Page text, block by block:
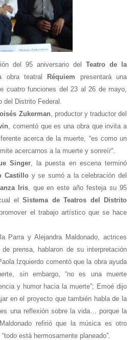
del 95 aniversario del Teatro de la
obra teatral Réquiem presentará una
cuatro funciones del 23 al 26 de mayo,
Distrito Federal.
Zukerman , productor y traductor del
, comentó que es una obra que invita a
acerca de la muerte, “es como un
acercarnos a la muerte y sonreír".
Singer , la puesta en escena terminó
Castilloy se sumó a la celebración del
Iris, que en este año festeja su 95
elSistema de Teatros del Distrito
el trabajo artístico que se hace
Parra y Alejandra Maldonado, actrices
prensa, hablaron de su interpretación
Izquierdo comentó que la obra ayuda
sin embargo, “no es una muerte
y humor hacia la muerte”; Emoé dijo
en el proyecto que también habla de la
una reflexión sobre la vida… porque la
refirió que la música es otro
está hermosamente planeado”.